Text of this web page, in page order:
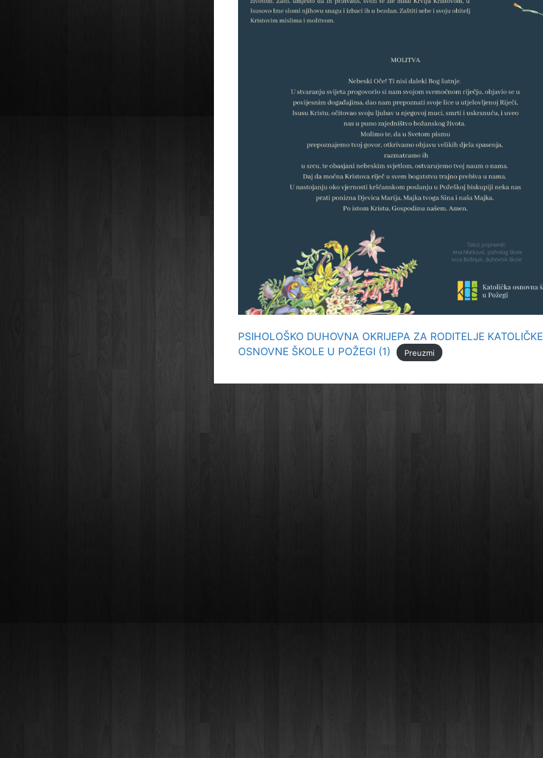
PSIHOLOŠKO DUHOVNA OKRIJEPA ZA RODITELJE KATOLIČKE
OSNOVNE ŠKOLE U POŽEGI (1)
Preuzmi